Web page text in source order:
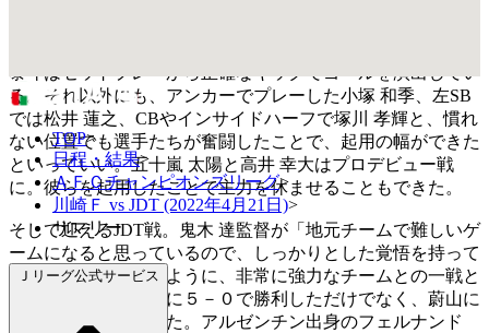
泰斗はセットプレーから正確なキックでゴールを演出してい
る。それ以外にも、アンカーでプレーした小塚 和季、左SB
では松井 蓮之、CBやインサイドハーフで塚川 孝輝と、慣れ
ない位置でも選手たちが奮闘したことで、起用の幅ができた
といっていい。五十嵐 太陽と高井 幸大はプロデビュー戦
に。彼らを起用したことで主力を休ませることもできた。
そして迎えるJDT戦。鬼木 達監督が「地元チームで難しいゲ
ームになると思っているので、しっかりとした覚悟を持って
臨みたい」と語ったように、非常に強力なチームとの一戦と
なる。JDTは広州FCに５－０で勝利しただけでなく、蔚山に
も２－１で勝ち切った。アルゼンチン出身のフェルナンド
TOP>
日程・結果>
ＡＦＣチャンピオンズリーグ>
川崎Ｆ vs JDT (2022年4月21日)>
サマリー
Ｊリーグ公式サービス